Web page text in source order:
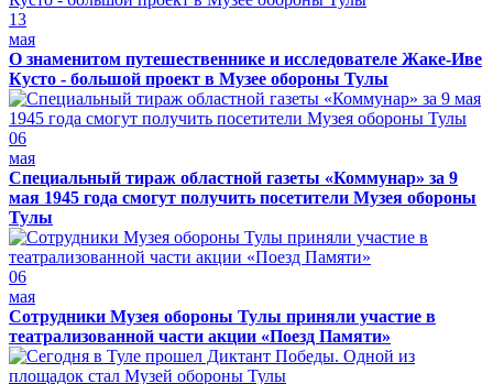
13
мая
О знаменитом путешественнике и исследователе Жаке-Иве
Кусто - большой проект в Музее обороны Тулы
06
мая
Специальный тираж областной газеты «Коммунар» за 9
мая 1945 года смогут получить посетители Музея обороны
Тулы
06
мая
Сотрудники Музея обороны Тулы приняли участие в
театрализованной части акции «Поезд Памяти»